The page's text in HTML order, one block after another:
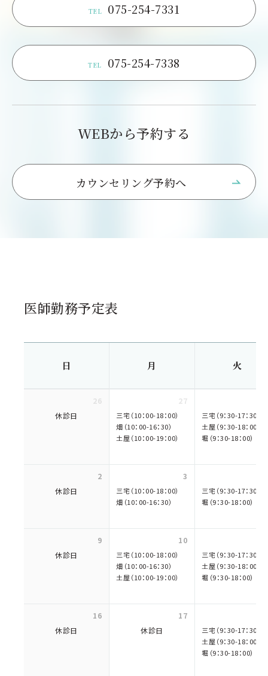
TEL 075-254-7331
TEL 075-254-7338
WEBから予約する
カウンセリング予約へ
医師勤務予定表
日 月 火
26
休診日
27
三宅（10：00-18：00）
畑（10：00-16：30）
土屋（10：00-19：00）
三宅（9：30-17：30）
土屋（9：30-18：00）
堀（9：30-18：00）
2
休診日
3
三宅（10：00-18：00）
畑（10：00-16：30）
三宅（9：30-17：30）
堀（9：30-18：00）
9
休診日
10
三宅（10：00-18：00）
畑（10：00-16：30）
土屋（10：00-19：00）
三宅（9：30-17：30）
土屋（9：30-18：00）
堀（9：30-18：00）
16
休診日
17
休診日
三宅（9：30-17：30）
土屋（9：30-18：00）
堀（9：30-18：00）